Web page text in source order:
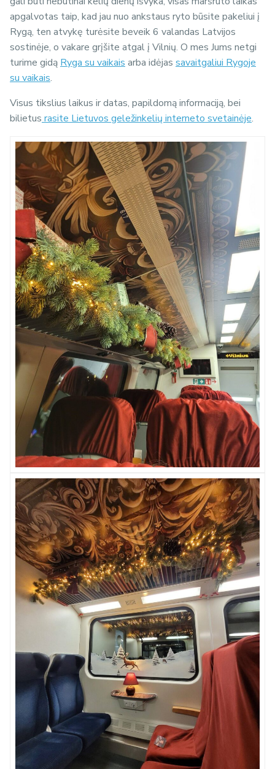
apgalvotas taip, kad jau nuo ankstaus ryto būsite pakeliui į
Rygą, ten atvykę turėsite beveik 6 valandas Latvijos
sostinėje, o vakare grįšite atgal į Vilnių. O mes Jums netgi
turime gidąRyga su vaikaisarba idėjas savaitgaliui Rygoje
su vaikais.
Visus tikslius laikus ir datas, papildomą informaciją, bei
bilietusrasite Lietuvos geležinkelių interneto svetainėje.